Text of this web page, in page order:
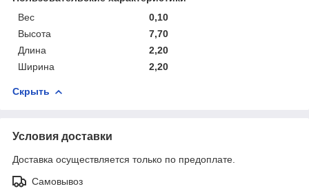
Вес
0,10
Высота
7,70
Длина
2,20
Ширина
2,20
Скрыть
Условия доставки
Доставка осуществляется только по предоплате.
Самовывоз